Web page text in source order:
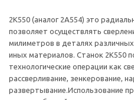
2К550 (аналог 2А554) это
позволяет осуществлять
милиметров в деталях
иных материалов. Станок 2К550
технологические операции как
рассверливание, зенкерование,
развертывание.Использование